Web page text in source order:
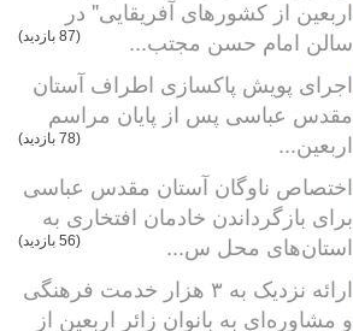
اربعین از کشورهای آفریقایی" در
سالن امام حسن مجتب...
(87 بازدید)
اجرای پویش پاکسازی اطراف آستان
مقدس عباسی پس از پایان مراسم
اربعین...
(78 بازدید)
اختصاص ناوگان آستان مقدس عباسی
برای بازگرداندن خادمان افتخاری به
استان‌های محل س...
(56 بازدید)
ارائه نزدیک به ۳ هزار خدمت فرهنگی
و مشاوره‌ای به بانوان زائر اربعین از